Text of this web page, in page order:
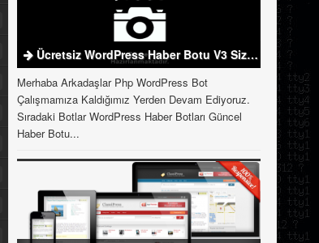
Ücretsiz WordPress Haber Botu V3 Sizlerle
Merhaba Arkadaşlar Php WordPress Bot
Çalışmamıza Kaldığımız Yerden Devam Ediyoruz.
Sıradaki Botlar WordPress Haber Botları Güncel
Haber Botu...